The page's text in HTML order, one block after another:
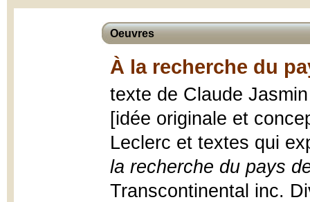
Oeuvres
À la recherche du
texte de Claude
[idée originale et
Leclerc et textes qui
la recherche du pays
Transcontinental inc.